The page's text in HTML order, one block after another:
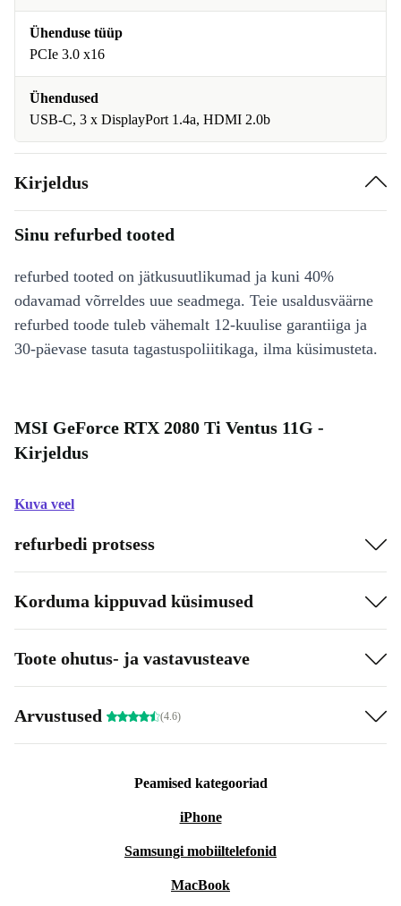
Ühenduse tüüp
PCIe 3.0 x16
Ühendused
USB-C, 3 x DisplayPort 1.4a, HDMI 2.0b
Kirjeldus
Sinu refurbed tooted
refurbed tooted on jätkusuutlikumad ja kuni 40%
odavamad võrreldes uue seadmega. Teie usaldusväärne
refurbed toode tuleb vähemalt 12-kuulise garantiiga ja
30-päevase tasuta tagastuspoliitikaga, ilma küsimusteta.
MSI GeForce RTX 2080 Ti Ventus 11G -
Kirjeldus
Kuva veel
refurbedi protsess
Korduma kippuvad küsimused
Toote ohutus- ja vastavusteave
Arvustused (4.6)
Peamised kategooriad
iPhone
Samsungi mobiiltelefonid
MacBook